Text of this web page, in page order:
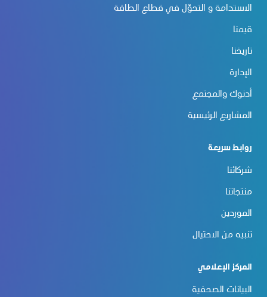
الاستدامة و التحوّل في قطاع الطاقة
قيمنا
تاريخنا
الإدارة
أدنوك والمجتمع
المشاريع الرئيسية
روابط سريعة
شركائنا
منتجاتنا
الموردين
تنبيه من الاحتيال
المركز الإعلامي
البيانات الصحفية